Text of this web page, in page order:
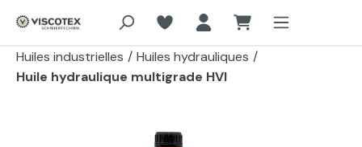
Aller au contenu principal
Huiles industrielles / Huiles hydrauliques /
Huile hydraulique multigrade HVI